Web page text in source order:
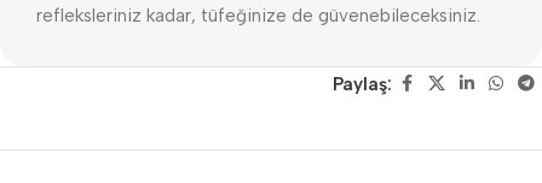
refleksleriniz kadar, tüfeğinize de güvenebileceksiniz.
Paylaş: